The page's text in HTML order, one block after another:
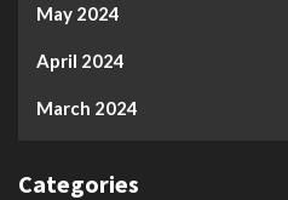
May 2024
April 2024
March 2024
Categories